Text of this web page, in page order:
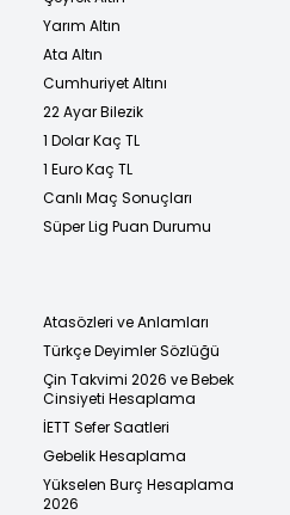
Yarım Altın
Ata Altın
Cumhuriyet Altını
22 Ayar Bilezik
1 Dolar Kaç TL
1 Euro Kaç TL
Canlı Maç Sonuçları
Süper Lig Puan Durumu
Atasözleri ve Anlamları
Türkçe Deyimler Sözlüğü
Çin Takvimi 2026 ve Bebek
Cinsiyeti Hesaplama
İETT Sefer Saatleri
Gebelik Hesaplama
Yükselen Burç Hesaplama
2026